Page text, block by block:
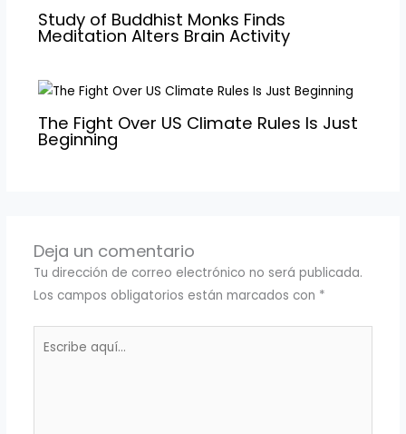
Study of Buddhist Monks Finds
Meditation Alters Brain Activity
The Fight Over US Climate Rules Is Just
Beginning
Deja un comentario
Tu dirección de correo electrónico no será publicada.
Los campos obligatorios están marcados con *